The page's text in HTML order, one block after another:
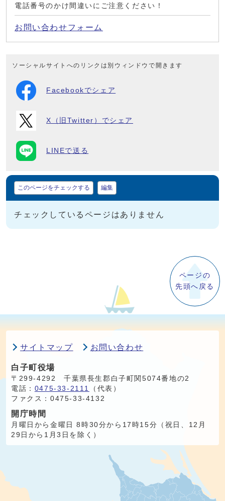
電話番号のかけ間違いにご注意ください！
お問い合わせフォーム
ソーシャルサイトへのリンクは別ウィンドウで開きます
Facebookでシェア
X（旧Twitter）でシェア
LINEで送る
マイページ
このページをチェックする 編集
チェックしているページはありません
ページの
先頭へ戻る
サイトマップ お問い合わせ
白子町役場
〒299-4292 千葉県長生郡白子町関5074番地の2
電話： 0475-33-2111
（代表）
ファクス：0475-33-4132
開庁時間
月曜日から金曜日 8時30分から17時15分（祝日、12月
29日から1月3日を除く）